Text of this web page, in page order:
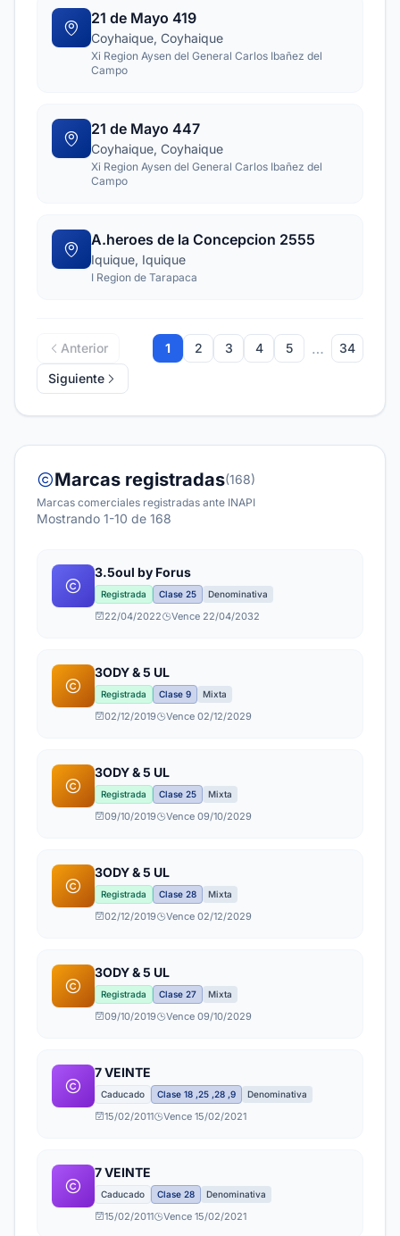
21 de Mayo 419
Coyhaique, Coyhaique
Xi Region Aysen del General Carlos Ibañez del
Campo
21 de Mayo 447
Coyhaique, Coyhaique
Xi Region Aysen del General Carlos Ibañez del
Campo
A.heroes de la Concepcion 2555
Iquique, Iquique
I Region de Tarapaca
Anterior 1 2 3 4 5 …
34
Siguiente
Marcas registradas(168)
Marcas comerciales registradas ante INAPI
Mostrando 1-10 de 168
3.5oul by Forus
Registrada Clase 25 Denominativa
22/04/2022 Vence 22/04/2032
3ODY & 5 UL
Registrada Clase 9 Mixta
02/12/2019 Vence 02/12/2029
3ODY & 5 UL
Registrada Clase 25 Mixta
09/10/2019 Vence 09/10/2029
3ODY & 5 UL
Registrada Clase 28 Mixta
02/12/2019 Vence 02/12/2029
3ODY & 5 UL
Registrada Clase 27 Mixta
09/10/2019 Vence 09/10/2029
7 VEINTE
Caducado Clase 18 ,25 ,28 ,9 Denominativa
15/02/2011 Vence 15/02/2021
7 VEINTE
Caducado Clase 28 Denominativa
15/02/2011 Vence 15/02/2021